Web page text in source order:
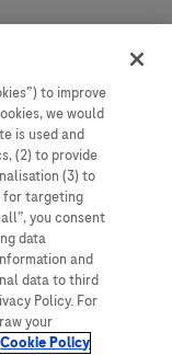
til en stor
i ditt land.
for tilgang til
gyldig juridisk
ditt.
innlegg, men
det lar seg gjøre.
som det lenkes til.
annet sted er ikke
og slikt
bivirkninger eller
to improve
we would
is used and
(2) to provide
(3) to
for targeting
you consent
data
and
data to third
Policy. For
your
Cookie Policy